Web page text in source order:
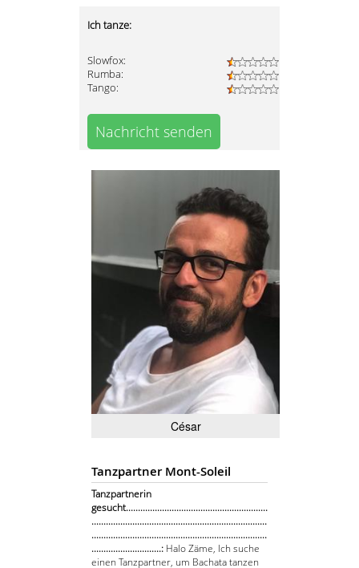
Ich tanze:
Slowfox:
Rumba:
Tango:
Nachricht senden
César
Tanzpartner Mont-Soleil
Tanzpartnerin
gesucht...........................................................
.........................................................................
.........................................................................
.............................: Halo Zäme, Ich suche
einen Tanzpartner, um Bachata tanzen